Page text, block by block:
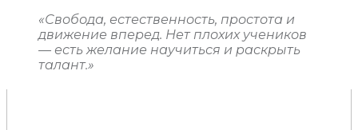
«Свобода, естественность, простота и
движение вперед. Нет плохих учеников
— есть желание научиться и раскрыть
талант.»